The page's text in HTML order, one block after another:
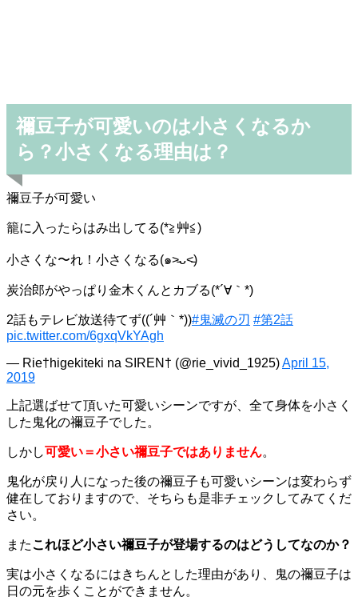
禰豆子が可愛いのは小さくなるか
ら？小さくなる理由は？
禰豆子が可愛い
籠に入ったらはみ出してる(*≧艸≦)
小さくな〜れ！小さくなる(๑˃̵ᴗ˂̵)
炭治郎がやっぱり金木くんとカブる(*´∀｀*)
2話もテレビ放送待てず((´艸｀*))#鬼滅の刃 #第2話
pic.twitter.com/6gxqVkYAgh
— Rie†higekiteki na SIREN† (@rie_vivid_1925)April 15,
2019
上記選ばせて頂いた可愛いシーンですが、全て身体を小さく
した鬼化の禰豆子でした。
しかし可愛い＝小さい禰豆子ではありません。
鬼化が戻り人になった後の禰豆子も可愛いシーンは変わらず
健在しておりますので、そちらも是非チェックしてみてくだ
さい。
またこれほど小さい禰豆子が登場するのはどうしてなのか？
実は小さくなるにはきちんとした理由があり、鬼の禰豆子は
日の元を歩くことができません。